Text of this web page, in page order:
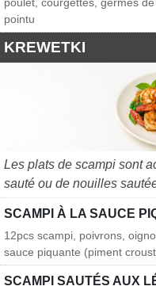
pointu
KREWETKI
Les plats de scampi sont
sauté ou de nouilles
SCAMPI À LA SAUCE
12pcs scampi, poivrons,
sauce piquante (piment
SCAMPI SAUTÉS AUX